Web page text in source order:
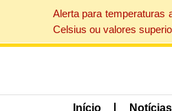
Alerta para temperaturas
Celsius ou valores
Início Notícias